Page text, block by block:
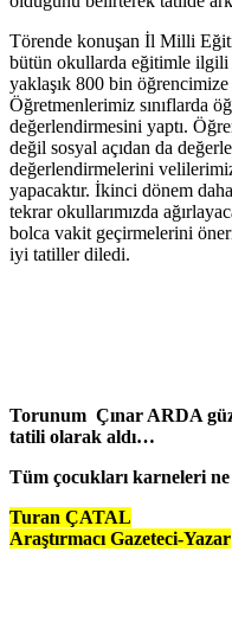
Törende konuşan İl Milli
bütün okullarda eğitimle ilgili
yaklaşık 800 bin
Öğretmenlerimiz sınıflarda
değerlendirmesini yaptı.
değil sosyal açıdan da
değerlendirmelerini
yapacaktır. İkinci dönem
tekrar okullarımızda
bolca vakit geçirmelerini
iyi tatiller diledi.
Torunum Çınar ARDA
tatili olarak aldı…
Tüm çocukları karneleri
Turan ÇATAL
Araştırmacı Gazeteci-Yazar